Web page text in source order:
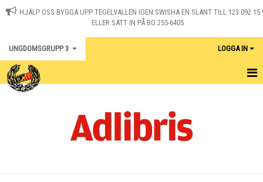
HJÄLP OSS BYGGA UPP TEGELVALLEN IGEN SWISHA EN SLANT TILL 123 092 15
ELLER SÄTT IN PÅ BG 255-6405
UNGDOMSGRUPP 3 LOGGA IN